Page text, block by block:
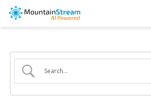
Skip
content